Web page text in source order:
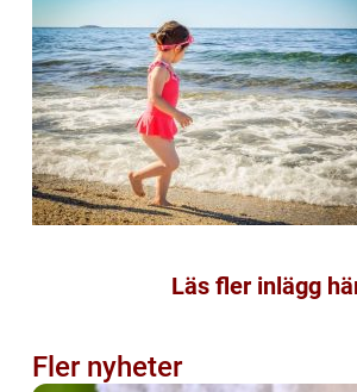
Läs fler inlägg
Fler nyheter